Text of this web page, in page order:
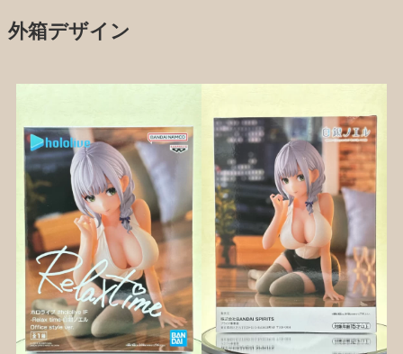
外箱デザイン